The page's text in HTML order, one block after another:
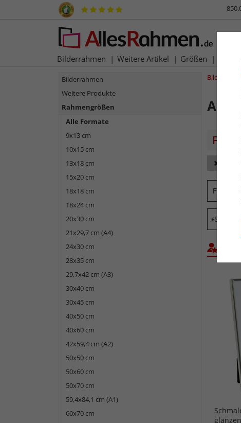
Bilderrahmen Weitere Artikel Größen
Alle
Format
Bilderrahmen
Weitere Produkte
Rahmengrößen
Alle Formate
9x13 cm
10x15 cm
13x18 cm
15x20 cm
18x18 cm
18x24 cm
20x30 cm
21x29,7 cm (A4)
24x30 cm
28x35 cm
29,7x42 cm (A3)
30x40 cm
30x45 cm
40x50 cm
40x60 cm
42x59,4 cm (A2)
50x50 cm
50x60 cm
50x70 cm
59,4x84,1 cm (A1)
60x70 cm